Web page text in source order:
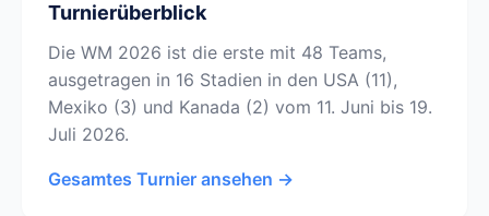
Turnierüberblick
Die WM 2026 ist die erste mit 48 Teams,
ausgetragen in 16 Stadien in den USA (11),
Mexiko (3) und Kanada (2) vom 11. Juni bis 19.
Juli 2026.
Gesamtes Turnier ansehen →